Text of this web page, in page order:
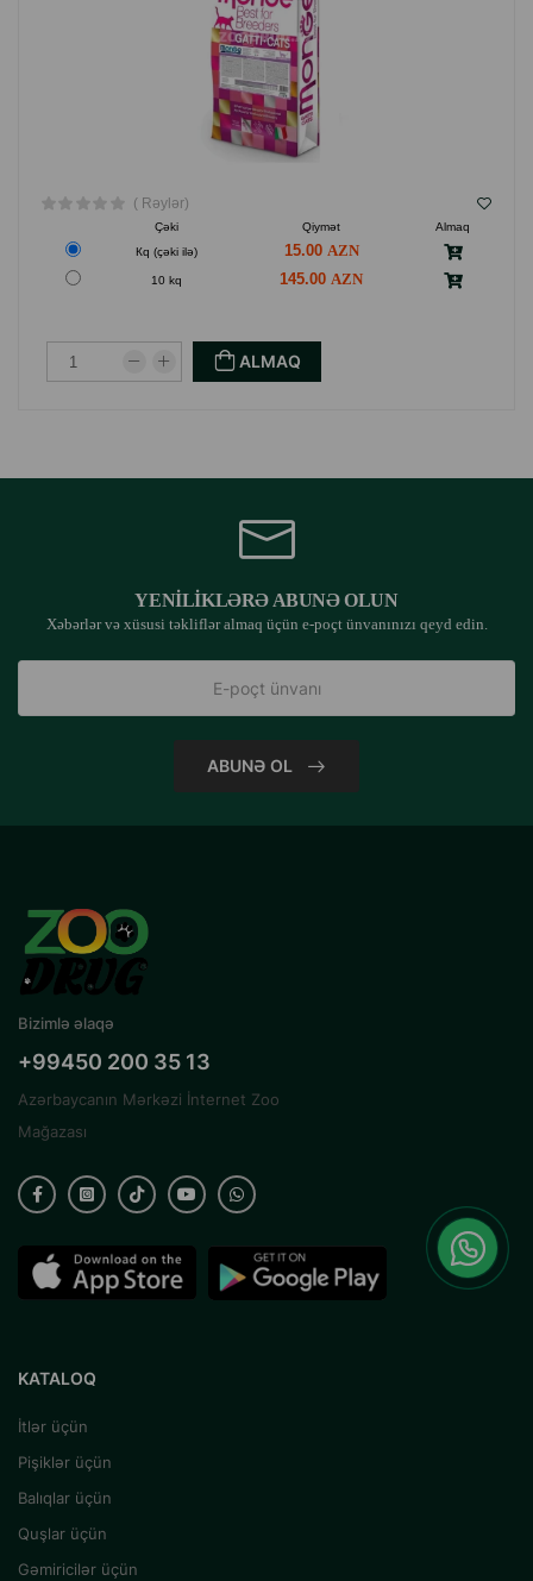
( Rəylər)
Çəki Qiymət
Almaq
Кq (çəki ilə)
15.00
10 kq 145.00
ALMAQ
YENILIKLƏRƏ ABUNƏ OLUN
Xəbərlər və xüsusi təkliflər almaq üçün e-poçt ünvanınızı qeyd edin.
ABUNƏ OL
Bizimlə əlaqə
+99450 200 35 13
Azərbaycanın Mərkəzi İnternet Zoo
Mağazası
KATALOQ
İtlər üçün
Pişiklər üçün
Balıqlar üçün
Quşlar üçün
Gəmiricilər üçün